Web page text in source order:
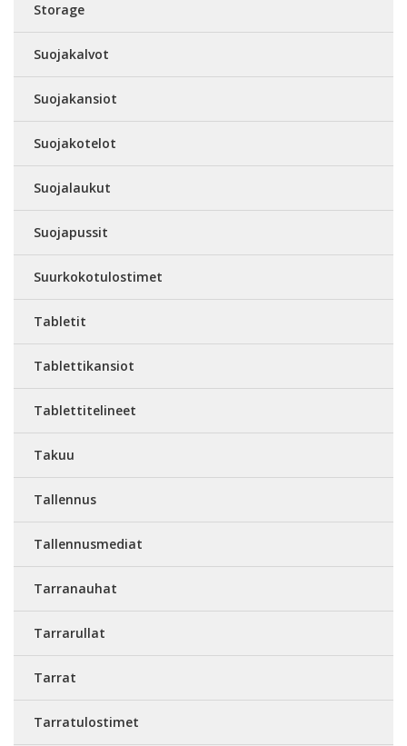
Storage
Suojakalvot
Suojakansiot
Suojakotelot
Suojalaukut
Suojapussit
Suurkokotulostimet
Tabletit
Tablettikansiot
Tablettitelineet
Takuu
Tallennus
Tallennusmediat
Tarranauhat
Tarrarullat
Tarrat
Tarratulostimet